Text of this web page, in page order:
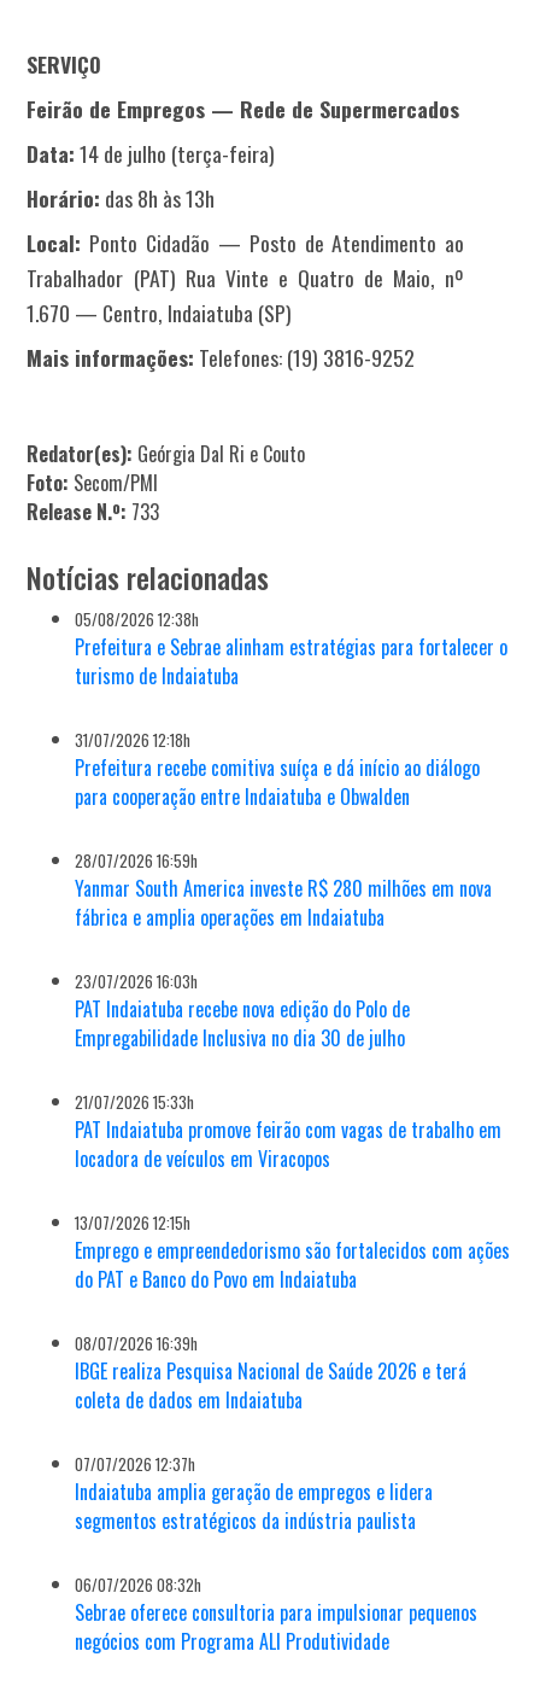
SERVIÇO
Feirão de Empregos — Rede de Supermercados
Data:14 de julho (terça-feira)
Horário: das 8h às 13h
Local: Ponto Cidadão — Posto de Atendimento ao
Trabalhador (PAT) Rua Vinte e Quatro de Maio, nº
1.670 — Centro, Indaiatuba (SP)
Mais informações: Telefones: (19) 3816-9252
Redator(es): Geórgia Dal Ri e Couto
Foto: Secom/PMI
Release N.º: 733
Notícias relacionadas
05/08/2026 12:38h
Prefeitura e Sebrae alinham estratégias para fortalecer o
turismo de Indaiatuba
31/07/2026 12:18h
Prefeitura recebe comitiva suíça e dá início ao diálogo
para cooperação entre Indaiatuba e Obwalden
28/07/2026 16:59h
Yanmar South America investe R$ 280 milhões em nova
fábrica e amplia operações em Indaiatuba
23/07/2026 16:03h
PAT Indaiatuba recebe nova edição do Polo de
Empregabilidade Inclusiva no dia 30 de julho
21/07/2026 15:33h
PAT Indaiatuba promove feirão com vagas de trabalho em
locadora de veículos em Viracopos
13/07/2026 12:15h
Emprego e empreendedorismo são fortalecidos com ações
do PAT e Banco do Povo em Indaiatuba
08/07/2026 16:39h
IBGE realiza Pesquisa Nacional de Saúde 2026 e terá
coleta de dados em Indaiatuba
07/07/2026 12:37h
Indaiatuba amplia geração de empregos e lidera
segmentos estratégicos da indústria paulista
06/07/2026 08:32h
Sebrae oferece consultoria para impulsionar pequenos
negócios com Programa ALI Produtividade